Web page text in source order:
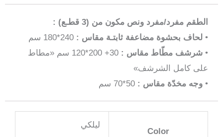
الطقم مفرد/مفرد ونص مكون من (3 قطـع) :
• لحاف بحشوة مضاعفة ثابتـة مقاس :
• شرشف مطّاط مقاس :
30+ 200*120 سم «مطاط
على كامل الشرشف»
• وجه مخدّة مقاس :
Color
ليلكي